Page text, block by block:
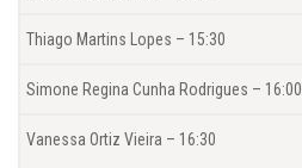
Thiago Martins Lopes – 15:30
Simone Regina Cunha Rodrigues – 16:00
Vanessa Ortiz Vieira – 16:30